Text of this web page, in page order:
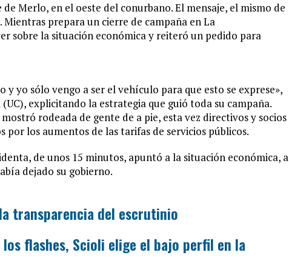
Merlo, en el oeste del conurbano. El mensaje, el mismo de
prepara un cierre de campaña en La
sobre la situación económica y reiteró un pedido para
yo sólo vengo a ser el vehículo para que esto se exprese»,
explicitando la estrategia que guió toda su campaña.
rodeada de gente de a pie, esta vez directivos y socios
por los aumentos de las tarifas de servicios públicos.
de unos 15 minutos, apuntó a la situación económica, a
dejado su gobierno.
transparencia del escrutinio
flashes, Scioli elige el bajo perfil en la